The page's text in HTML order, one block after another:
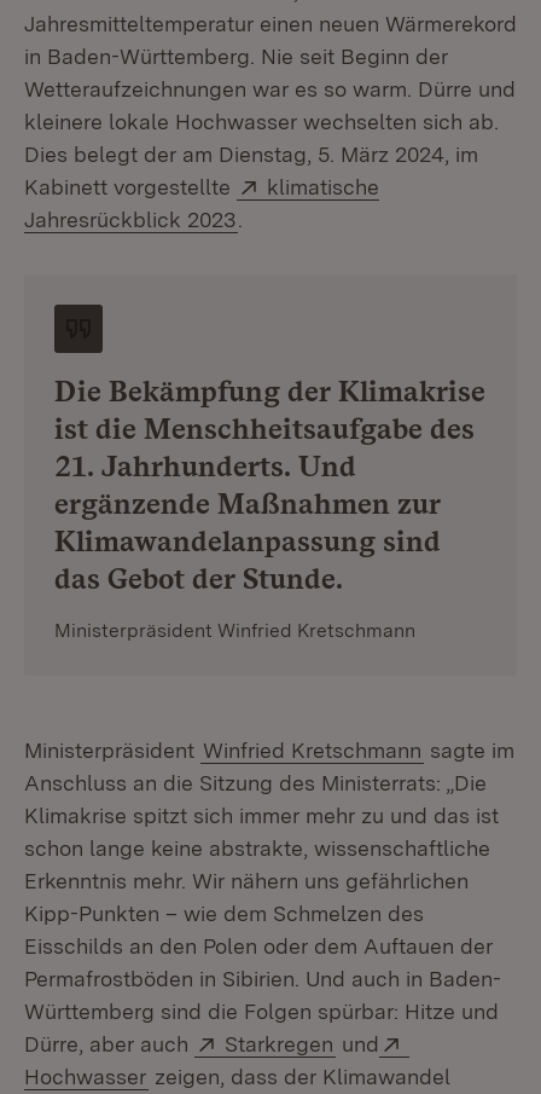
Jahresmitteltemperatur einen neuen Wärmerekord
in Baden-Württemberg. Nie seit Beginn der
Wetteraufzeichnungen war es so warm. Dürre und
kleinere lokale Hochwasser wechselten sich ab.
Dies belegt der am Dienstag, 5. März 2024, im
Kabinett vorgestellte
Extern:
klimatische
Jahresrückblick 2023
Die Bekämpfung der Klimakrise
ist die Menschheitsaufgabe des
21. Jahrhunderts. Und
ergänzende Maßnahmen zur
Klimawandelanpassung sind
das Gebot der Stunde.
Ministerpräsident Winfried Kretschmann
Ministerpräsident Winfried Kretschmann sagte im
Anschluss an die Sitzung des Ministerrats: „Die
Klimakrise spitzt sich immer mehr zu und das ist
schon lange keine abstrakte, wissenschaftliche
Erkenntnis mehr. Wir nähern uns gefährlichen
Kipp-Punkten – wie dem Schmelzen des
Eisschilds an den Polen oder dem Auftauen der
Permafrostböden in Sibirien. Und auch in Baden-
Württemberg sind die Folgen spürbar: Hitze und
Dürre, aber auch
Extern:
Starkregen (Öffnet in neuem
und
Hochwasser (Öffnet in neuem Fenster)
zeigen, dass der Klimawandel